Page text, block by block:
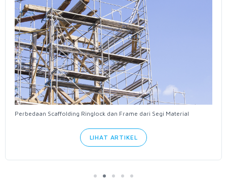
Perbedaan Scaffolding Ringlock dan Frame dari Segi Material
LIHAT ARTIKEL